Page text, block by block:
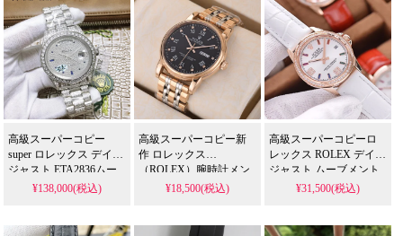
高級スーパーコピー
super ロレックス デイト
ジャスト ETA2836ムー
ブメント搭載|おしゃれ
¥138,000(税込)
高級スーパーコピー新
作 ロレックス
（ROLEX）腕時計メン
ズ 実物図 時計通販|N級
¥18,500(税込)
高級スーパーコピーロ
レックス ROLEX デイト
ジャスト ムーブメント
搭載|腕時計 メンズ 人気​
¥31,500(税込)